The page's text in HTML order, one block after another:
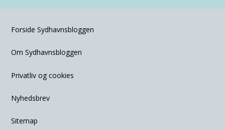
Forside Sydhavnsbloggen
Om Sydhavnsbloggen
Privatliv og cookies
Nyhedsbrev
Sitemap